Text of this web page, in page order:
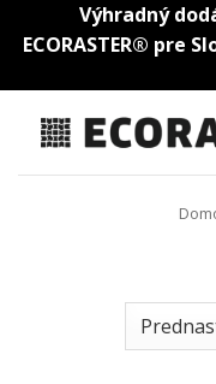
Výhradný
ECORASTER® pre